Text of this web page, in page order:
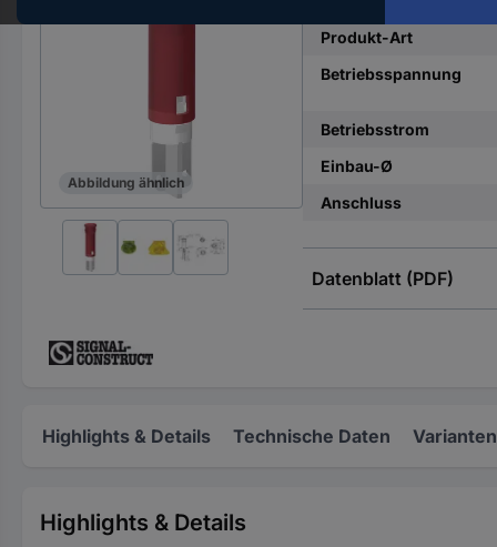
Abbildung ähnlich
Produkt-Art
Betriebsspannung
Betriebsstrom
Einbau-Ø
Anschluss
Datenblatt (PDF)
Highlights & Details Technische Daten Varianten
Highlights & Details